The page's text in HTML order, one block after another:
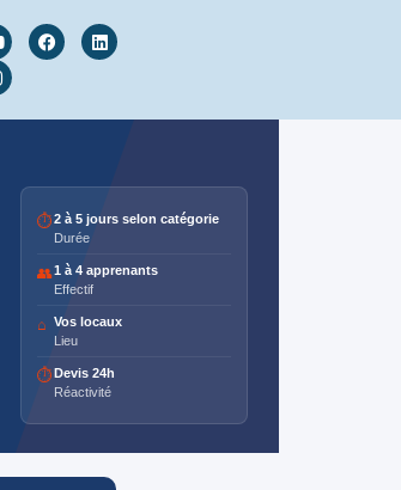
⏱2 à 5 jours selon catégorie
Durée
👥1 à 4 apprenants
Effectif
⌂ Vos locaux
Lieu
⏱Devis 24h
Réactivité